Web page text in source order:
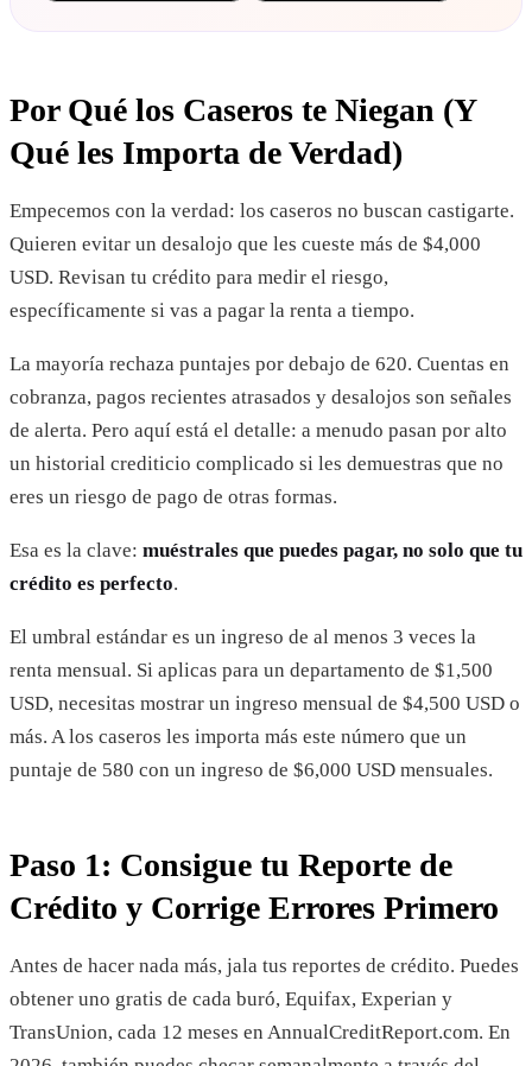
Por Qué los Caseros te Niegan (Y
Qué les Importa de Verdad)
Empecemos con la verdad: los caseros no buscan castigarte.
Quieren evitar un desalojo que les cueste más de $4,000
USD. Revisan tu crédito para medir el riesgo,
específicamente si vas a pagar la renta a tiempo.
La mayoría rechaza puntajes por debajo de 620. Cuentas en
cobranza, pagos recientes atrasados y desalojos son señales
de alerta. Pero aquí está el detalle: a menudo pasan por alto
un historial crediticio complicado si les demuestras que no
eres un riesgo de pago de otras formas.
Esa es la clave: muéstrales que puedes pagar, no solo que tu
crédito es perfecto.
El umbral estándar es un ingreso de al menos 3 veces la
renta mensual. Si aplicas para un departamento de $1,500
USD, necesitas mostrar un ingreso mensual de $4,500 USD o
más. A los caseros les importa más este número que un
puntaje de 580 con un ingreso de $6,000 USD mensuales.
Paso 1: Consigue tu Reporte de
Crédito y Corrige Errores Primero
Antes de hacer nada más, jala tus reportes de crédito. Puedes
obtener uno gratis de cada buró, Equifax, Experian y
TransUnion, cada 12 meses en AnnualCreditReport.com. En